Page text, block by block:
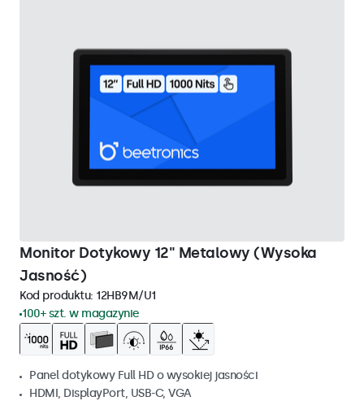
Monitor Dotykowy 12" Metalowy (Wysoka
Jasność)
Kod produktu: 12HB9M/U1
100+ szt. w magazynie
Panel dotykowy Full HD o wysokiej jasności
HDMI, DisplayPort, USB-C, VGA